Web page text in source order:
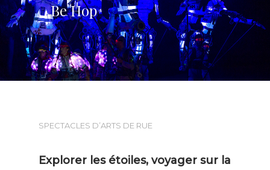
Be Hop
SPECTACLES D’ARTS DE RUE
Explorer les étoiles, voyager sur la